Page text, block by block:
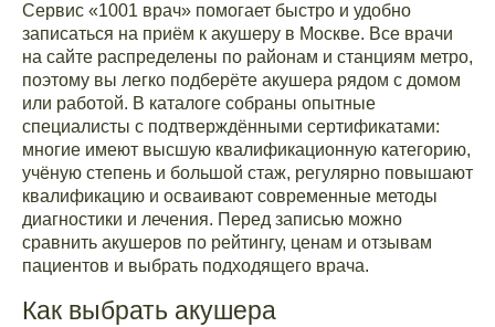
Сервис «1001 врач» помогает быстро и удобно
записаться на приём к акушеру в Москве. Все врачи
на сайте распределены по районам и станциям метро,
поэтому вы легко подберёте акушера рядом с домом
или работой. В каталоге собраны опытные
специалисты с подтверждёнными сертификатами:
многие имеют высшую квалификационную категорию,
учёную степень и большой стаж, регулярно повышают
квалификацию и осваивают современные методы
диагностики и лечения. Перед записью можно
сравнить акушеров по рейтингу, ценам и отзывам
пациентов и выбрать подходящего врача.
Как выбрать акушера